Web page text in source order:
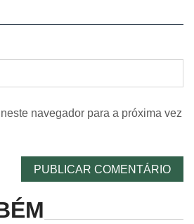
navegador para a próxima vez